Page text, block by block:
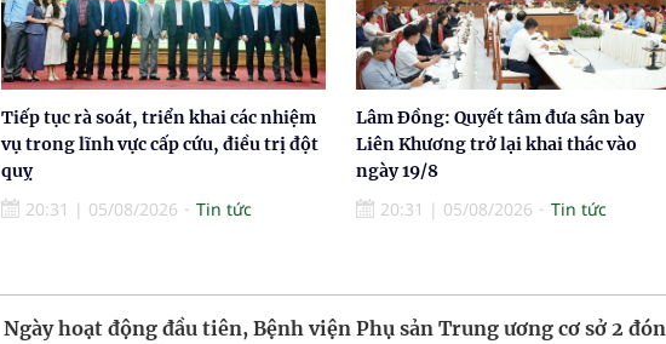
Tiếp tục rà soát, triển khai các nhiệm
vụ trong lĩnh vực cấp cứu, điều trị đột
quỵ
20:31 | 05/08/2026 Tin tức
Lâm Đồng: Quyết tâm đưa sân bay
Liên Khương trở lại khai thác vào
ngày 19/8
20:31 | 05/08/2026 Tin tức
Ngày hoạt động đầu tiên, Bệnh viện Phụ sản Trung ương cơ sở 2 đón